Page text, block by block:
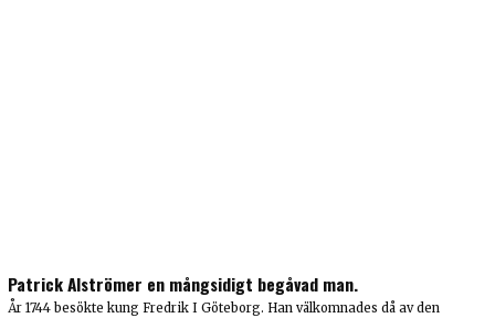
Patrick Alströmer en mångsidigt begåvad man.
År 1744 besökte kung Fredrik I Göteborg. Han välkomnades då av den